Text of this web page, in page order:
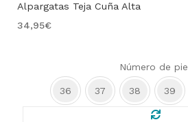
Alpargatas Teja Cuña Alta
34,95€
Número de pie
36 37 38 39